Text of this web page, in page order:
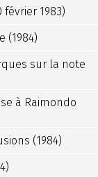
1983)
(1984)
sur la note
à Raimondo
(1984)